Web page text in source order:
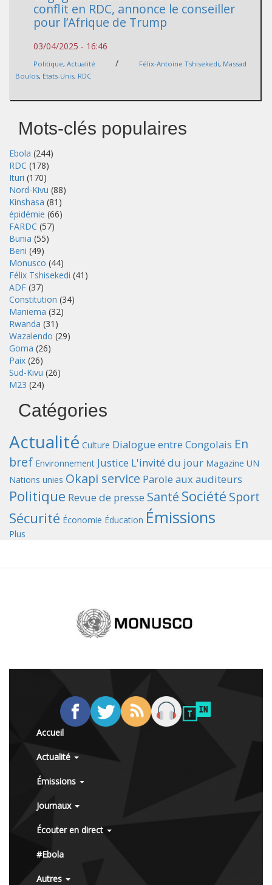
conflit en RDC, annonce le conseiller
pour l’Afrique de Trump
03/04/2025 - 16:46
Politique, Actualité / Félix-Antoine Tshisekedi, Massad
Boulos, Etats-Unis, RDC
Mots-clés populaires
Ebola (244)
RDC (178)
Ituri (170)
Nord-Kivu (88)
Kinshasa (81)
épidémie (66)
FARDC (57)
Bunia (55)
Beni (49)
Monusco (44)
Félix Tshisekedi (41)
ADF (37)
Constitution (34)
Maniema (32)
Rwanda (31)
Wazalendo (29)
Goma (26)
Paix (26)
Sud-Kivu (26)
M23 (24)
Catégories
Actualité Culture Dialogue entre Congolais En
bref Environnement Justice L'invité du jour Magazine UN
Nations unies Okapi service Parole aux auditeurs
Politique Revue de presse Santé Société Sport
Sécurité Économie Éducation Émissions
Plus
Accueil
Actualité
Émissions
Journaux
Écouter en direct
#Ebola
Autres